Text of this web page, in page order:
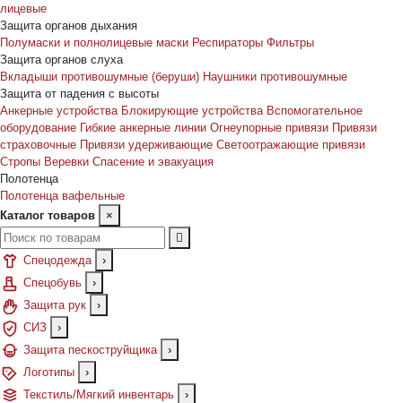
лицевые
Защита органов дыхания
Полумаски и полнолицевые маски Респираторы Фильтры
Защита органов слуха
Вкладыши противошумные (беруши) Наушники противошумные
Защита от падения с высоты
Анкерные устройства Блокирующие устройства Вспомогательное
оборудование Гибкие анкерные линии Огнеупорные привязи Привязи
страховочные Привязи удерживающие Светоотражающие привязи
Стропы Веревки Спасение и эвакуация
Полотенца
Полотенца вафельные
Каталог товаров
×
Спецодежда
›
Спецобувь
›
Защита рук
›
СИЗ
›
Защита пескоструйщика
›
Логотипы
›
Текстиль/Мягкий инвентарь
›